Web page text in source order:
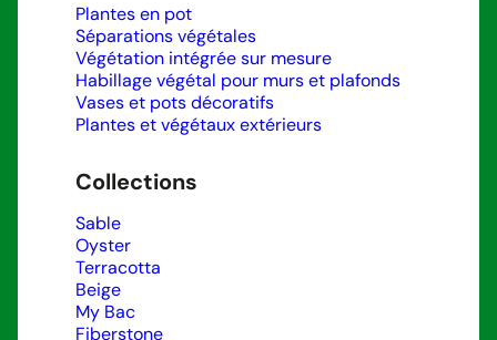
Plantes en pot
Séparations végétales
Végétation intégrée sur mesure
Habillage végétal pour murs et plafonds
Vases et pots décoratifs
Plantes et végétaux extérieurs
Collections
Sable
Oyster
Terracotta
Beige
My Bac
Fiberstone